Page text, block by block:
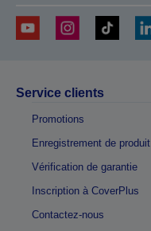
Service clients
Promotions
Enregistrement de produit
Vérification de garantie
Inscription à CoverPlus
Contactez-nous